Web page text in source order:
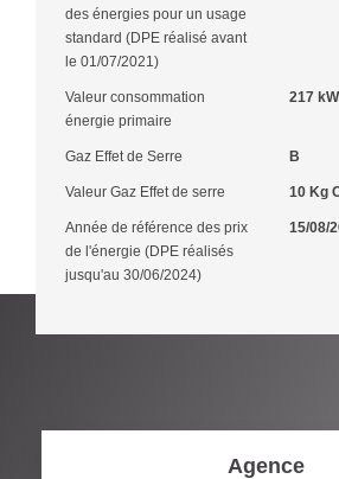
des énergies pour un usage
standard (DPE réalisé avant
le 01/07/2021)
Valeur consommation
énergie primaire
217
Gaz Effet de Serre B
Valeur Gaz Effet de serre 10 Kg
Année de référence des prix
de l'énergie (DPE réalisés
jusqu'au 30/06/2024)
15/08/
Agence